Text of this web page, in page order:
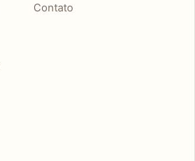
Contato